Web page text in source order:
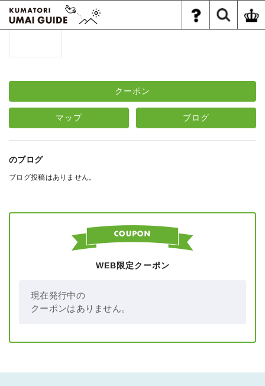
クーポン
マップ ブログ
のブログ
ブログ投稿はありません。
WEB限定クーポン
現在発行中の
クーポンはありません。